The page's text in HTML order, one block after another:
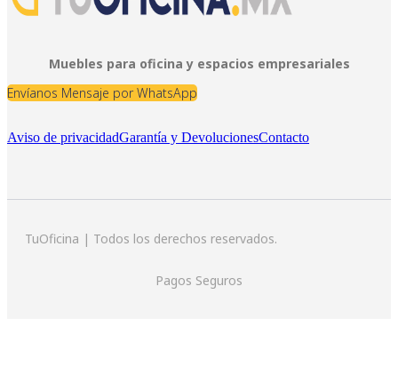
Muebles para oficina y espacios empresariales
Envíanos Mensaje por WhatsApp
Aviso de privacidadGarantía y DevolucionesContacto
TuOficina | Todos los derechos reservados.
Pagos Seguros